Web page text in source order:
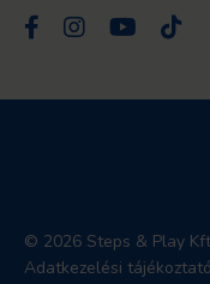
© 2026 Steps & Play
Adatkezelési tájékoztató